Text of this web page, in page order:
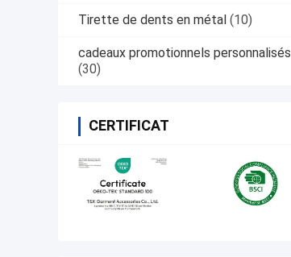
Tirette de dents en métal (10)
cadeaux promotionnels personnalisés
(30)
CERTIFICAT